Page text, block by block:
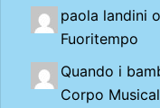
paola landini
Fuoritempo
Quando i
Corpo